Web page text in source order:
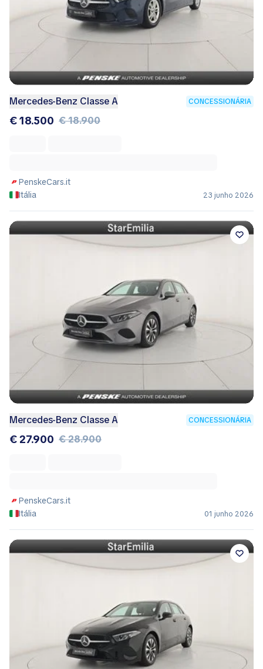
Mercedes-Benz Classe A CONCESSIONÁRIA
€ 18.500 € 18.900
PenskeCars.it
Itália
23 junho 2026
Mercedes-Benz Classe A CONCESSIONÁRIA
€ 27.900 € 28.900
PenskeCars.it
Itália
01 junho 2026